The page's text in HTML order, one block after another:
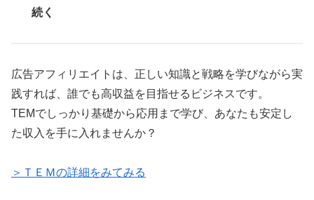
続く
広告アフィリエイトは、正しい知識と戦略を学びながら実
践すれば、誰でも高収益を目指せるビジネスです。
TEMでしっかり基礎から応用まで学び、あなたも安定し
た収入を手に入れませんか？
＞ＴＥＭの詳細をみてみる